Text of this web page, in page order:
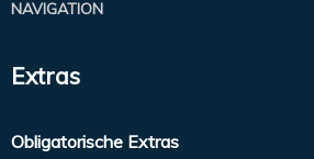
NAVIGATION
Extras
Obligatorische Extras